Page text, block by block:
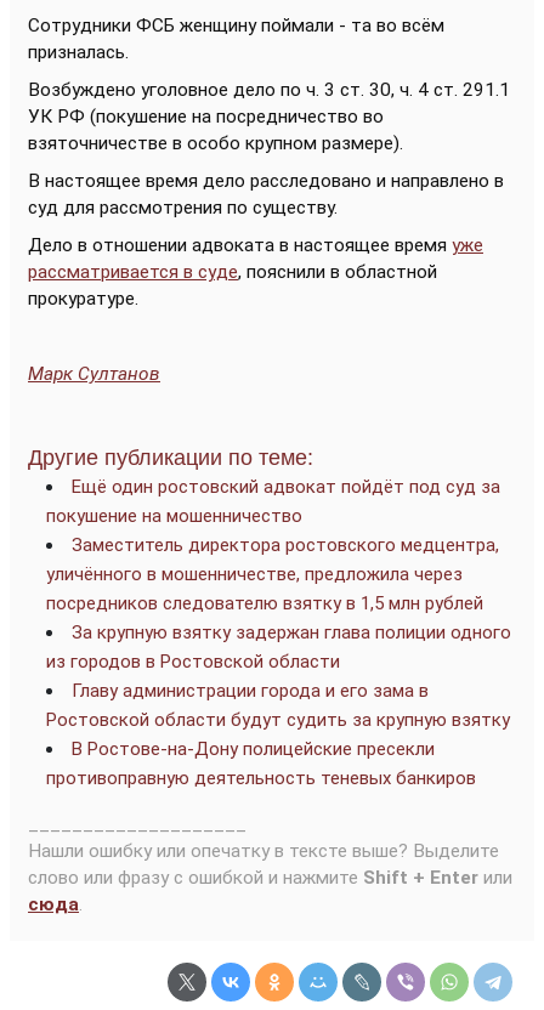
Сотрудники ФСБ женщину поймали - та во всём
призналась.
Возбуждено уголовное дело по ч. 3 ст. 30, ч. 4 ст. 291.1
УК РФ (покушение на посредничество во
взяточничестве в особо крупном размере).
В настоящее время дело расследовано и направлено в
суд для рассмотрения по существу.
Дело в отношении адвоката в настоящее время уже
рассматривается в суде, пояснили в областной
прокуратуре.
Марк Султанов
Другие публикации по теме:
Ещё один ростовский адвокат пойдёт под суд за
покушение на мошенничество
Заместитель директора ростовского медцентра,
уличённого в мошенничестве, предложила через
посредников следователю взятку в 1,5 млн рублей
За крупную взятку задержан глава полиции одного
из городов в Ростовской области
Главу администрации города и его зама в
Ростовской области будут судить за крупную взятку
В Ростове-на-Дону полицейские пресекли
противоправную деятельность теневых банкиров
Нашли ошибку или опечатку в тексте выше? Выделите
слово или фразу с ошибкой и нажмите Shift + Enter или
сюда.